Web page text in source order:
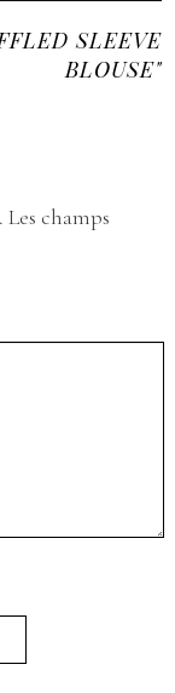
SLEEVE
BLOUSE"
Les champs